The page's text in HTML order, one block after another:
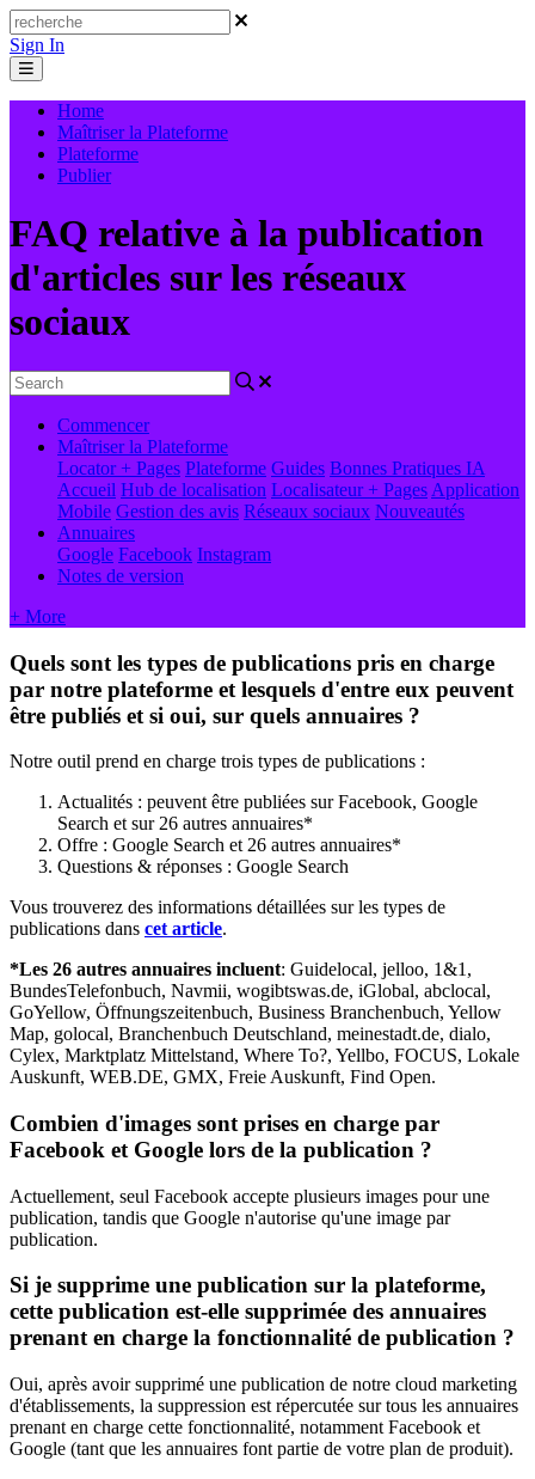
Sign In
Home
Maîtriser la Plateforme
Plateforme
Publier
FAQ relative à la publication
d'articles sur les réseaux
sociaux
Commencer
Maîtriser la Plateforme
Locator + Pages Plateforme Guides Bonnes Pratiques IA
Accueil Hub de localisation Localisateur + Pages Application
Mobile Gestion des avis Réseaux sociaux Nouveautés
Annuaires
Google Facebook Instagram
Notes de version
+ More
Quels sont les types de publications pris en charge
par notre plateforme et lesquels d'entre eux peuvent
être publiés et si oui, sur quels annuaires ?
Notre outil prend en charge trois types de publications :
Actualités : peuvent être publiées sur Facebook, Google
Search et sur 26 autres annuaires*
Offre : Google Search et 26 autres annuaires*
Questions & réponses : Google Search
Vous trouverez des informations détaillées sur les types de
publications dans cet article‍.
*Les 26 autres annuaires incluent: Guidelocal, jelloo, 1&1,
BundesTelefonbuch, Navmii, wogibtswas.de, iGlobal, abclocal,
GoYellow, Öffnungszeitenbuch, Business Branchenbuch, Yellow
Map, golocal, Branchenbuch Deutschland, meinestadt.de, dialo,
Cylex, Marktplatz Mittelstand, Where To?, Yellbo, FOCUS, Lokale
Auskunft, WEB.DE, GMX, Freie Auskunft, Find Open.
Combien d'images sont prises en charge par
Facebook et Google lors de la publication ?
Actuellement, seul Facebook accepte plusieurs images pour une
publication, tandis que Google n'autorise qu'une image par
publication.
Si je supprime une publication sur la plateforme,
cette publication est-elle supprimée des annuaires
prenant en charge la fonctionnalité de publication ?
Oui, après avoir supprimé une publication de notre cloud marketing
d'établissements, la suppression est répercutée sur tous les annuaires
prenant en charge cette fonctionnalité, notamment Facebook et
Google (tant que les annuaires font partie de votre plan de produit).